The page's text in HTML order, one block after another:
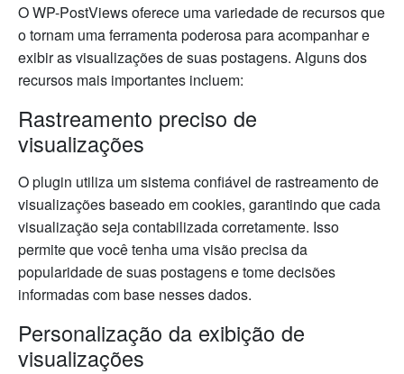
O WP-PostViews oferece uma variedade de recursos que
o tornam uma ferramenta poderosa para acompanhar e
exibir as visualizações de suas postagens. Alguns dos
recursos mais importantes incluem:
Rastreamento preciso de
visualizações
O plugin utiliza um sistema confiável de rastreamento de
visualizações baseado em cookies, garantindo que cada
visualização seja contabilizada corretamente. Isso
permite que você tenha uma visão precisa da
popularidade de suas postagens e tome decisões
informadas com base nesses dados.
Personalização da exibição de
visualizações